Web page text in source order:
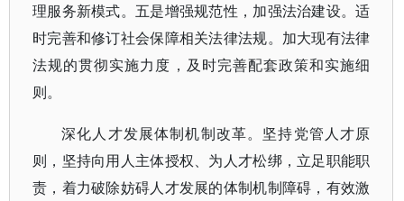
理服务新模式。五是增强规范性，加强法治建设。适
时完善和修订社会保障相关法律法规。加大现有法律
法规的贯彻实施力度，及时完善配套政策和实施细
则。
深化人才发展体制机制改革。坚持党管人才原
则，坚持向用人主体授权、为人才松绑，立足职能职
责，着力破除妨碍人才发展的体制机制障碍，有效激